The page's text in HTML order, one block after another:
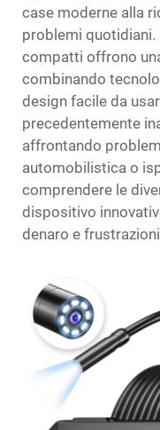
case moderne alla
problemi
compatti offrono
combinando
design facile da
precedentemente
affrontando
automobilistica o
comprendere le
dispositivo
denaro e